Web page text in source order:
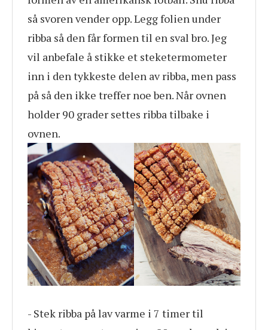
så svoren vender opp. Legg folien under
ribba så den får formen til en sval bro. Jeg
vil anbefale å stikke et steketermometer
inn i den tykkeste delen av ribba, men pass
på så den ikke treffer noe ben. Når ovnen
holder 90 grader settes ribba tilbake i
ovnen.
- Stek ribba på lav varme i 7 timer til